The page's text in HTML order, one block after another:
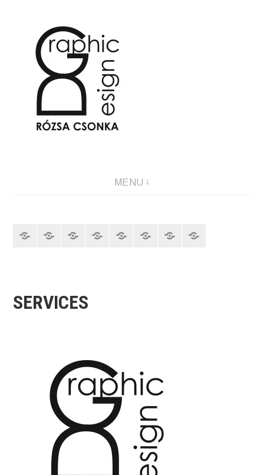
Graphic Design & IllustrationMENU
SERVICES